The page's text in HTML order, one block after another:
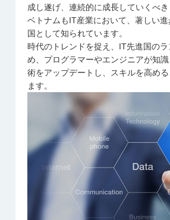
成し遂げ、連続的に成長していくべき
ベトナムもIT産業において、著しい
国として知られています。
時代のトレンドを捉え、IT先進国の
め、プログラマーやエンジニアが知
術をアップデートし、スキルを高め
ます。